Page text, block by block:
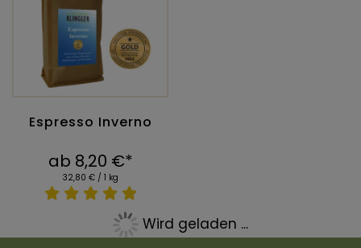
Espresso Inverno
ab 8,20 €*
32,80 € / 1 kg
Wird geladen ...